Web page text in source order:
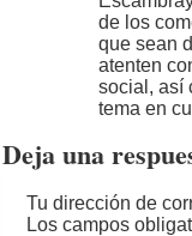
de los
que sean
atenten
social, así
tema en
Deja una
Tu dirección de
Los campos